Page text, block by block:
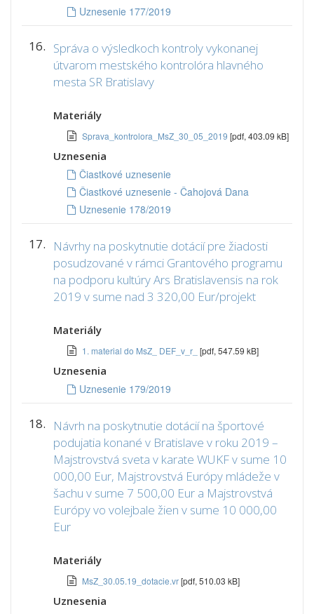
Uznesenie 177/2019
16. Správa o výsledkoch kontroly vykonanej
útvarom mestského kontrolóra hlavného
mesta SR Bratislavy
Materiály
Sprava_kontrolora_MsZ_30_05_2019 [pdf, 403.09 kB]
Uznesenia
Čiastkové uznesenie
Čiastkové uznesenie - Čahojová Dana
Uznesenie 178/2019
17.
Návrhy na poskytnutie dotácií pre žiadosti
posudzované v rámci Grantového programu
na podporu kultúry Ars Bratislavensis na rok
2019 v sume nad 3 320,00 Eur/projekt
Materiály
1. material do MsZ_ DEF_v_r_ [pdf, 547.59 kB]
Uznesenia
Uznesenie 179/2019
18.
Návrh na poskytnutie dotácií na športové
podujatia konané v Bratislave v roku 2019 –
Majstrovstvá sveta v karate WUKF v sume 10
000,00 Eur, Majstrovstvá Európy mládeže v
šachu v sume 7 500,00 Eur a Majstrovstvá
Európy vo volejbale žien v sume 10 000,00
Eur
Materiály
MsZ_30.05.19_dotacie.vr[pdf, 510.03 kB]
Uznesenia